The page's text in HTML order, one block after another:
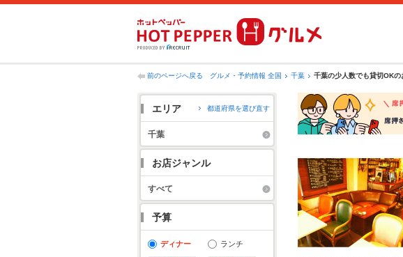
前のページへ戻る グルメ・予約情報 全国 千葉 千葉の少人数でも貸切OKの
エリア 都道府県を選び直す
千葉
お店ジャンル
すべて
予算
ディナー ランチ